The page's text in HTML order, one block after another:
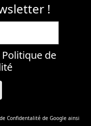
!
Politique de
Confidentalité de Google ainsi